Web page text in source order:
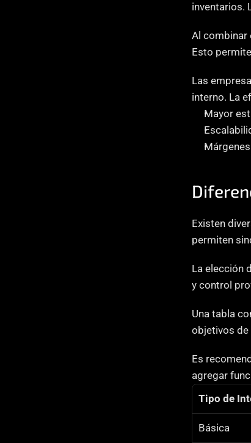
inventarios.
Al combinar
Esto
Las
interno. La
Mayor
Existen
permiten
La elección
y control
Una tabla
objetivos de
Es
agregar
Tipo de
Básica